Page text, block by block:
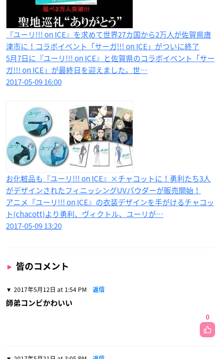
『ユーリ!!! on ICE』を求めて世界27カ国から2万人が佐賀県唐
津市に！コラボイベント「サーガ!!! on ICE」がついに終了
5月7日に『ユーリ!!! on ICE』と佐賀県のコラボイベント「サー
ガ!!! on ICE」が最終日を迎えました。世…
2017-05-09 16:00
お化粧品も『ユーリ!!! on ICE』×チャコットに！勇利たち3人
がデザインされたフィニッシングUVパウダーが販売開始！
アニメ『ユーリ!!! on ICE』の衣装デザインを手がけるチャコッ
ト(chacott)より勇利、ヴィクトル、ユーリが…
2017-05-09 13:20
皆のコメント
2017年5月12日 at 1:54 PM 返信
師弟コンビかわいい
0